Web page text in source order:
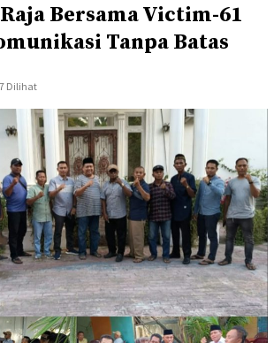
Bersama Victim-61
Tanpa Batas
Dilihat